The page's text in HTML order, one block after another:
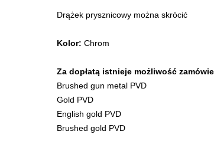
Drążek prysznicowy można skrócić
Kolor: Chrom
Za dopłatą istnieje możliwość
Brushed gun metal PVD
Gold PVD
English gold PVD
Brushed gold PVD